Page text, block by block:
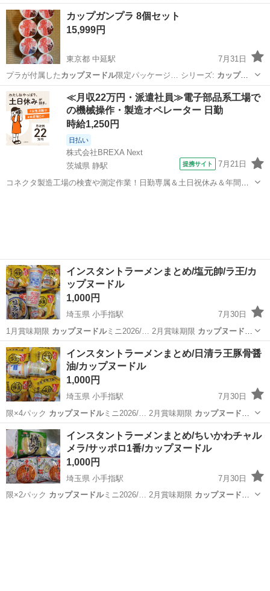
9月 …
東京 世田谷区 桜新町駅 食品 カップヌードル
カップガンプラ 8個セット
15,999円
東京都 中延駅
7月31日
プラが付属した カップヌードル 限定パッケージ… シリーズ: カップヌ
ードルガンプラ -… ンプラであり、カップヌードルでは、ありませ…
東京 品川区 中延駅 模型、プラモデル カップヌードル
≪月収22万円・派遣社員≫電子部品系工場で
の機械操作・製造オペレーター 日勤
時給1,250円
日払い
株式会社BREXA Next
茨城県 静駅
提携サイト 7月21日
コネクタ製造工場の検査や測定作業！日勤専属＆土日祝休み＆年間休
インスタントラーメンまとめ/塩元帥/ラ王/カ
ップヌードル
1,000円
埼玉県 小手指駅
7月30日
1月賞味期限 カップヌードルミニ2026/… 2月賞味期限 カップヌードル
ミニシーフード…
埼玉 所沢市 小手指駅 カップヌードル
インスタントラーメンまとめ/日清ラ王豚骨醤
油/カップヌードル
1,000円
埼玉県 小手指駅
7月30日
限×4パック カップヌードルミニ2026/… 2月賞味期限 カップヌードル
ミニシーフード…
埼玉 所沢市 小手指駅 カップヌードル
インスタントラーメンまとめ/ちいかわチャル
メラ/サッポロ1番/カップヌードル
1,000円
埼玉県 小手指駅
7月30日
限×2パック カップヌードルミニ2026/… 2月賞味期限 カップヌードル